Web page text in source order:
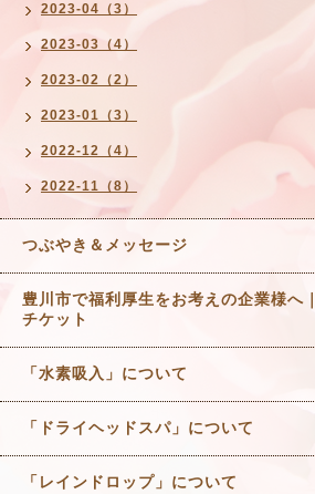
2023-04（3）
2023-03（4）
2023-02（2）
2023-01（3）
2022-12（4）
2022-11（8）
つぶやき＆メッセージ
豊川市で福利厚生をお考えの企業様
チケット
「水素吸入」について
「ドライヘッドスパ」について
「レインドロップ」について